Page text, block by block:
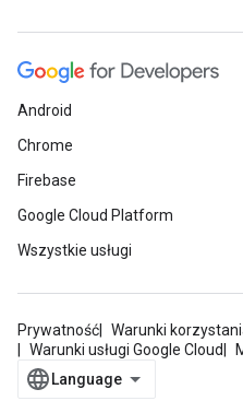
Android
Chrome
Firebase
Google Cloud Platform
Wszystkie usługi
Prywatność
Warunki
Warunki usługi Google Cloud